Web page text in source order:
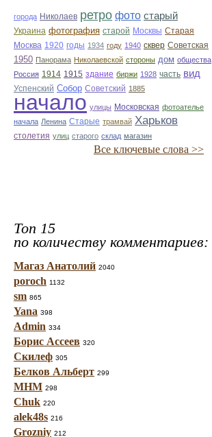
города Николаев ретро фото старый
Украина фотография старой Москвы Старая
Москва 1920 годы 1934 году 1940 сквер Советская
1950 Панорама Николаевской стороны дом общества
Россия 1914 1915 здание биржи 1928 часть вид
Успенский Собор Советский 1885
начало улицы Московская фотоателье
начала Ленина Старые трамвай Харьков
столетия улиц старого склад магазин
Все ключевые слова >>
Топ 15
по количеству комментариев:
Магаз Анатолий 2040
poroch 1132
sm 865
Yana 398
Admin 334
Борис Ассеев 320
Скилеф 305
Белков Альберт 299
МНМ 298
Chuk 220
alek48s 216
Grozniy 212